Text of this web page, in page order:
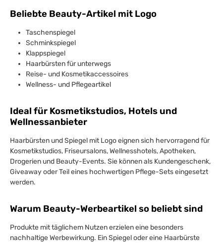
Beliebte Beauty-Artikel mit Logo
Taschenspiegel
Schminkspiegel
Klappspiegel
Haarbürsten für unterwegs
Reise- und Kosmetikaccessoires
Wellness- und Pflegeartikel
Ideal für Kosmetikstudios, Hotels und
Wellnessanbieter
Haarbürsten und Spiegel mit Logo eignen sich hervorragend für
Kosmetikstudios, Friseursalons, Wellnesshotels, Apotheken,
Drogerien und Beauty-Events. Sie können als Kundengeschenk,
Giveaway oder Teil eines hochwertigen Pflege-Sets eingesetzt
werden.
Warum Beauty-Werbeartikel so beliebt sind
Produkte mit täglichem Nutzen erzielen eine besonders
nachhaltige Werbewirkung. Ein Spiegel oder eine Haarbürste